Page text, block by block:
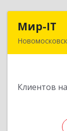
Мир-IT
Новомосковск
Клиентов